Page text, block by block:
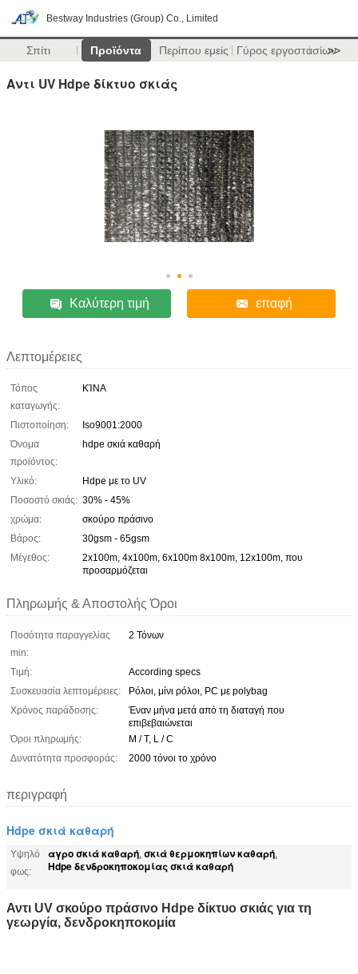
Bestway Industries (Group) Co., Limited
Σπίτι Προϊόντα Περίπου εμείς Γύρος εργοστασίων
>>
Αντι UV Hdpe δίκτυο σκιάς
Καλύτερη τιμή επαφή
Λεπτομέρειες
Τόπος
καταγωγής:
ΚΊΝΑ
Πιστοποίηση:
Iso9001:2000
Όνομα
προϊόντος:
hdpe σκιά καθαρή
Υλικό:
Hdpe με το UV
Ποσοστό σκιάς: 30% - 45%
χρώμα:
σκούρο πράσινο
Βάρος:
30gsm - 65gsm
Μέγεθος:
2x100m, 4x100m, 6x100m 8x100m, 12x100m, που
προσαρμόζεται
Πληρωμής & Αποστολής Όροι
Ποσότητα παραγγελίας
min:
2 Τόνων
Τιμή:
According specs
Συσκευασία λεπτομέρειες:
Ρόλοι, μίνι ρόλοι, PC με polybag
Χρόνος παράδοσης:
Έναν μήνα μετά από τη διαταγή που
επιβεβαιώνεται
Όροι πληρωμής:
Μ / Τ, L / C
Δυνατότητα προσφοράς:
2000 τόνοι το χρόνο
περιγραφή
Hdpe σκιά καθαρή
Υψηλό
φως:
αγρο σκιά καθαρή, σκιά θερμοκηπίων καθαρή,
Hdpe δενδροκηποκομίας σκιά καθαρή
Αντι UV σκούρο πράσινο Hdpe δίκτυο σκιάς για τη
γεωργία, δενδροκηποκομία